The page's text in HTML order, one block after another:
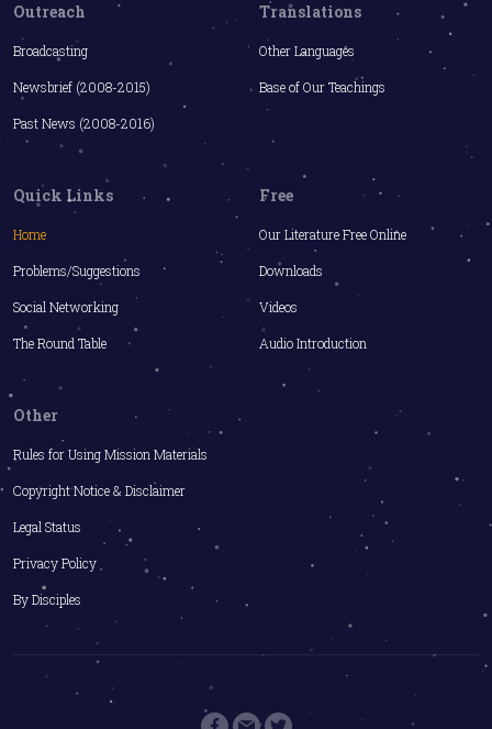
Outreach
Broadcasting
Newsbrief (2008-2015)
Past News (2008-2016)
Translations
Other Languages
Base of Our Teachings
Quick Links
Home
Problems/Suggestions
Social Networking
The Round Table
Free
Our Literature Free Online
Downloads
Videos
Audio Introduction
Other
Rules for Using Mission Materials
Copyright Notice & Disclaimer
Legal Status
Privacy Policy
By Disciples